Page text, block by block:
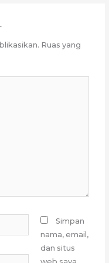
Ruas yang
Simpan
nama, email,
dan situs
web saya